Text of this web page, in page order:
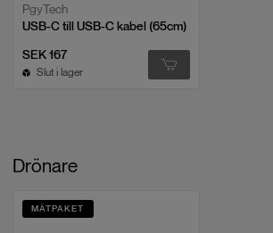
PgyTech
USB-C till USB-C kabel (65cm)
SEK 167
Slut i lager
Drönare
MÄTPAKET